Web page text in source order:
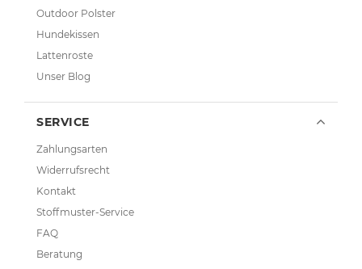
Outdoor Polster
Hundekissen
Lattenroste
Unser Blog
SERVICE
Zahlungsarten
Widerrufsrecht
Kontakt
Stoffmuster-Service
FAQ
Beratung